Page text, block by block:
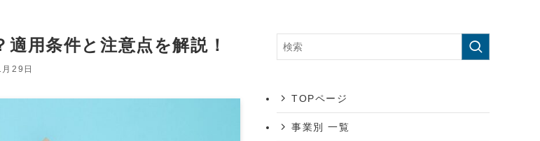
用条件と注意点を解説！
29日
TOPページ
事業別 一覧